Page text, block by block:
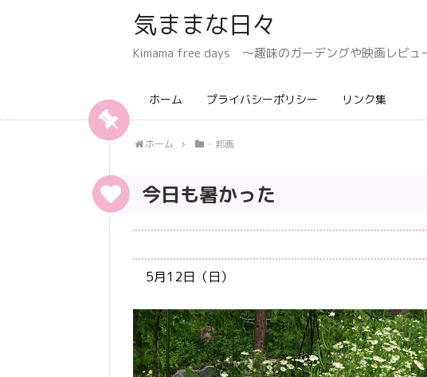
気ままな日々
Kimama free days 〜趣味のガーデングや映画レビュ
ホーム プライバシーポリシー リンク集
ホーム ・邦画
今日も暑かった
5月12日（日）